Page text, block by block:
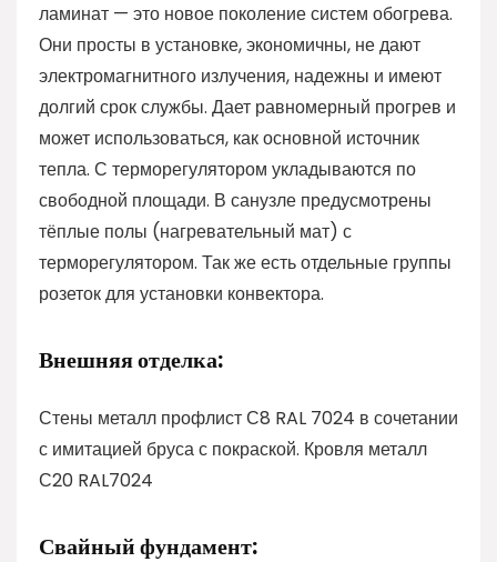
ламинат — это новое поколение систем обогрева.
Они просты в установке, экономичны, не дают
электромагнитного излучения, надежны и имеют
долгий срок службы. Дает равномерный прогрев и
может использоваться, как основной источник
тепла. С терморегулятором укладываются по
свободной площади. В санузле предусмотрены
тёплые полы (нагревательный мат) с
терморегулятором. Так же есть отдельные группы
розеток для установки конвектора.
Внешняя отделка:
Стены металл профлист С8 RAL 7024 в сочетании
с имитацией бруса с покраской. Кровля металл
С20 RAL7024
Свайный фундамент: